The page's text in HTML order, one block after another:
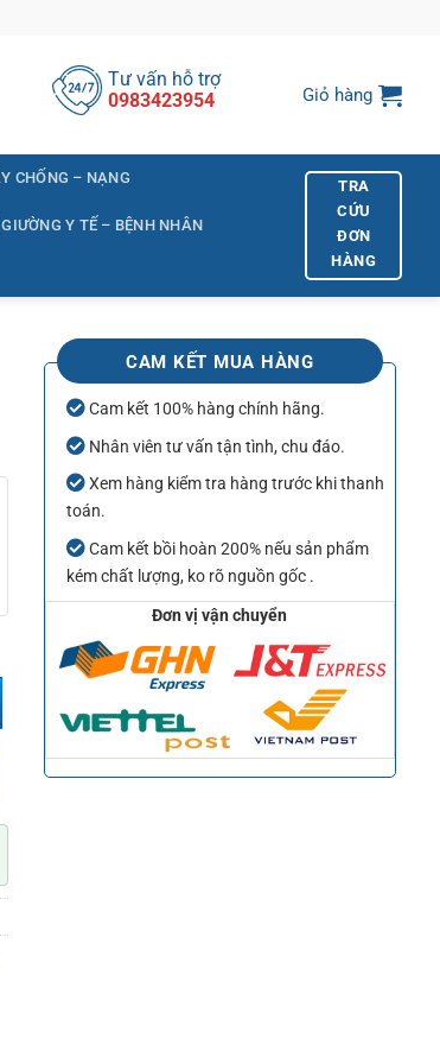
Tư vấn hỗ trợ
0983423954
Giỏ hàng
CHỐNG – NẠNG
GIƯỜNG Y TẾ – BỆNH NHÂN
TRA
CỨU
ĐƠN
HÀNG
CAM KẾT MUA HÀNG
Cam kết 100% hàng chính hãng.
Nhân viên tư vấn tận tình, chu đáo.
Xem hàng kiểm tra hàng trước khi thanh
toán.
Cam kết bồi hoàn 200% nếu sản phẩm
kém chất lượng, ko rõ nguồn gốc .
Đơn vị vận chuyển